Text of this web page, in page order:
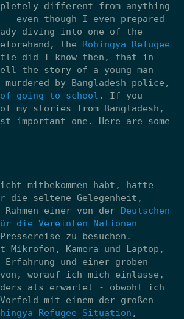
different from anything
even though I even prepared
diving into one of the
the
Rohingya Refugee
did I know then, that in
the story of a young man
murdered by Bangladesh police,
going to school . If you
my stories from Bangladesh,
important one. Here are some
mitbekommen habt, hatte
die seltene Gelegenheit,
Rahmen einer von der
Deutschen
die Vereinten Nationen
zu besuchen.
Mikrofon, Kamera und Laptop,
Erfahrung und einer groben
worauf ich mich einlasse,
als erwartet - obwohl ich
mit einem der großen
Refugee Situation ,